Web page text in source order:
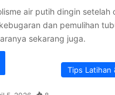
air putih dingin setelah
dan pemulihan
sekarang juga.
Tips Latihan